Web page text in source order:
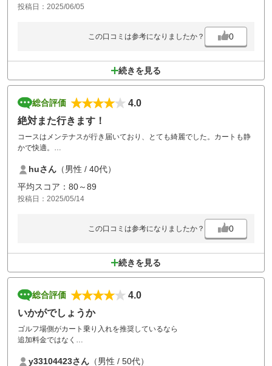
投稿日：2025/06/05
この口コミは参考になりましたか？ 0
続きを見る
総合評価
4.0
絶対また行きます！
コースはメンテナスが行き届いており、とても綺麗でした。カートも静
かで快適。
huさん （男性 / 40代）
平均スコア：80～89
投稿日：2025/05/14
この口コミは参考になりましたか？ 0
続きを見る
総合評価
4.0
いかがでしょうか
ゴルフ場側がカート乗り入れを推奨しているなら
追加料金ではなく
カート不要、歩きますの選択はないですよね。
y33104423さん （男性 / 50代）